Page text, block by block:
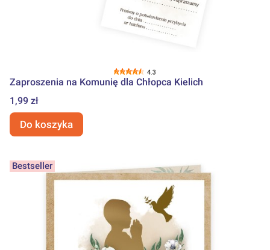
4.3
Zaproszenia na Komunię dla Chłopca Kielich
Cena
1,99 zł
Do koszyka
Bestseller